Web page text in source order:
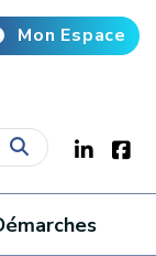
Mon Espace